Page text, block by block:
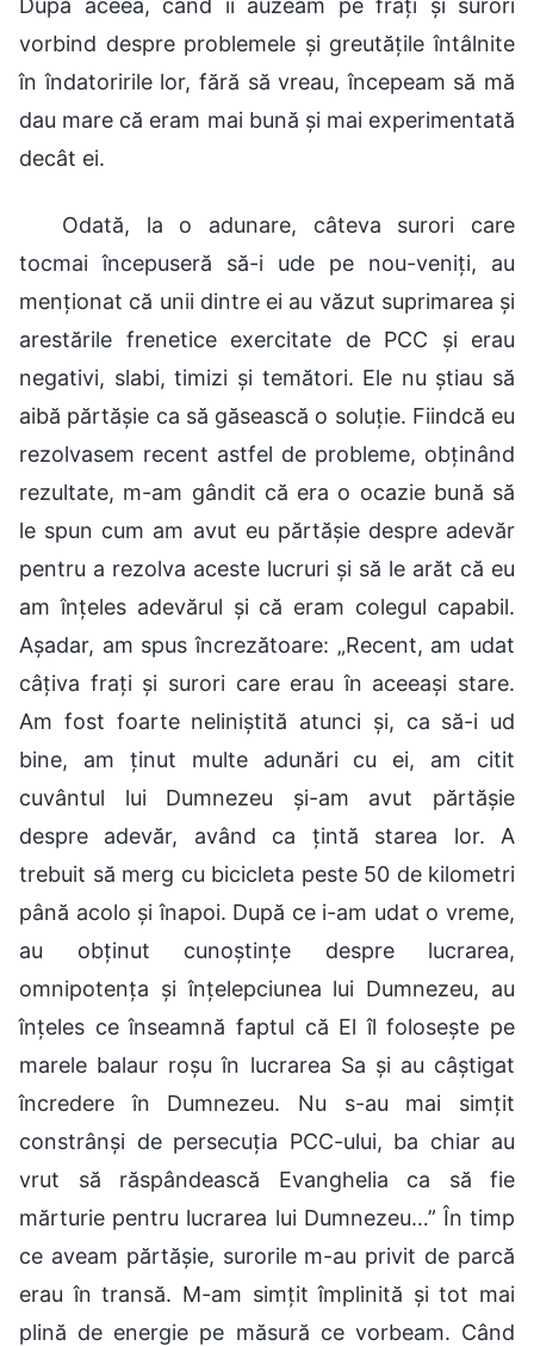
vorbind despre problemele și greutățile întâlnite
în îndatoririle lor, fără să vreau, începeam să mă
dau mare că eram mai bună și mai experimentată
decât ei.
Odată, la o adunare, câteva surori care
tocmai începuseră să-i ude pe nou-veniți, au
menționat că unii dintre ei au văzut suprimarea și
arestările frenetice exercitate de PCC și erau
negativi, slabi, timizi și temători. Ele nu știau să
aibă părtășie ca să găsească o soluție. Fiindcă eu
rezolvasem recent astfel de probleme, obținând
rezultate, m-am gândit că era o ocazie bună să
le spun cum am avut eu părtășie despre adevăr
pentru a rezolva aceste lucruri și să le arăt că eu
am înțeles adevărul și că eram colegul capabil.
Așadar, am spus încrezătoare: „Recent, am udat
câțiva frați și surori care erau în aceeași stare.
Am fost foarte neliniștită atunci și, ca să-i ud
bine, am ținut multe adunări cu ei, am citit
cuvântul lui Dumnezeu și-am avut părtășie
despre adevăr, având ca țintă starea lor. A
trebuit să merg cu bicicleta peste 50 de kilometri
până acolo și înapoi. După ce i-am udat o vreme,
au obținut cunoștințe despre lucrarea,
omnipotența și înțelepciunea lui Dumnezeu, au
înțeles ce înseamnă faptul că El îl folosește pe
marele balaur roșu în lucrarea Sa și au câștigat
încredere în Dumnezeu. Nu s-au mai simțit
constrânși de persecuția PCC-ului, ba chiar au
vrut să răspândească Evanghelia ca să fie
mărturie pentru lucrarea lui Dumnezeu…” În timp
ce aveam părtășie, surorile m-au privit de parcă
erau în transă. M-am simțit împlinită și tot mai
plină de energie pe măsură ce vorbeam. Când